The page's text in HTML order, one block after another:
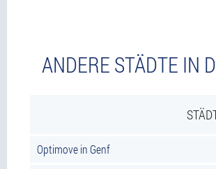
ANDERE STÄDTE IN
Optimove in Genf